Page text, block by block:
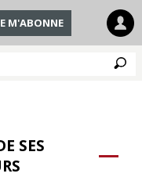
M'ABONNE
SES